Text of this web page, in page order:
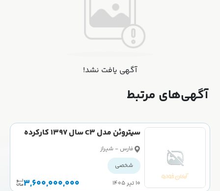
آگهی یافت نشد!
آگهی‌های مرتبط
سیتروئن مدل C3 سال 1397 کارکرده
فارس - شیراز
شخصی
۱۰ تیر ۱۴۰۵
3,600,000,000